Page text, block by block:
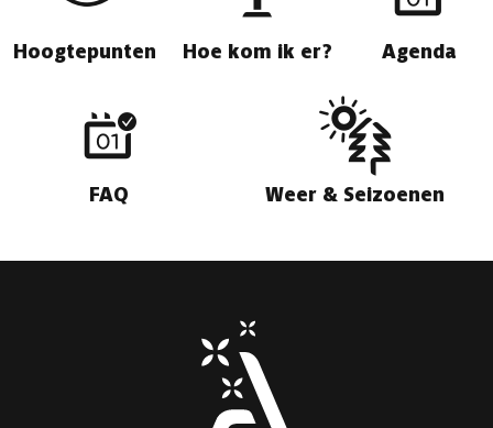
Hoogtepunten Hoe kom ik er? Agenda
FAQ Weer & Seizoenen